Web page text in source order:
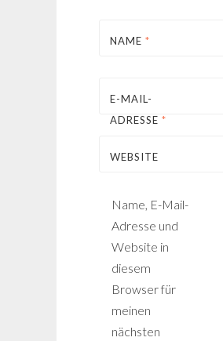
NAME *
E-MAIL-
ADRESSE *
WEBSITE
Name, E-Mail-
Adresse und
Website in
diesem
Browser für
meinen
nächsten